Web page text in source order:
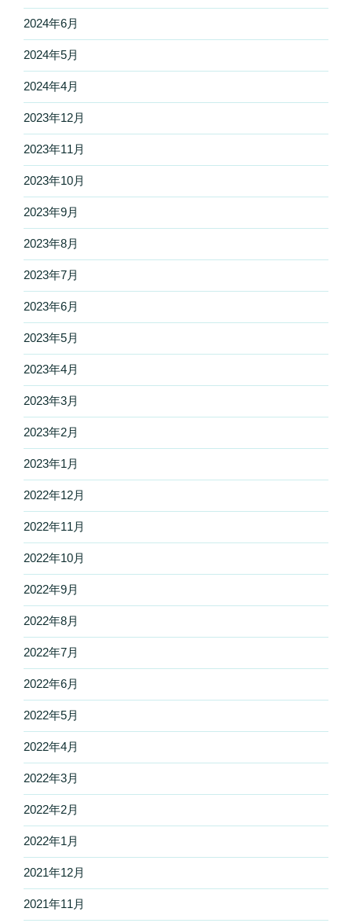
2024年6月
2024年5月
2024年4月
2023年12月
2023年11月
2023年10月
2023年9月
2023年8月
2023年7月
2023年6月
2023年5月
2023年4月
2023年3月
2023年2月
2023年1月
2022年12月
2022年11月
2022年10月
2022年9月
2022年8月
2022年7月
2022年6月
2022年5月
2022年4月
2022年3月
2022年2月
2022年1月
2021年12月
2021年11月